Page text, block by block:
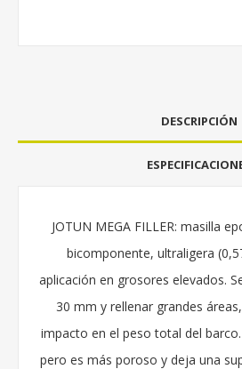
DESCRIPCIÓN
JOTUN MEGA FILLER: masilla
bicomponente, ultraligera
aplicación en grosores elevados.
30 mm y rellenar grandes
impacto en el peso total del
pero es más poroso y deja una